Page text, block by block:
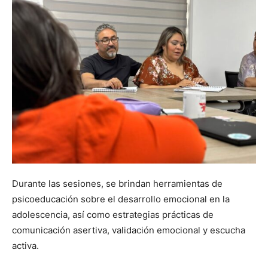
Durante las sesiones, se brindan herramientas de
psicoeducación sobre el desarrollo emocional en la
adolescencia, así como estrategias prácticas de
comunicación asertiva, validación emocional y escucha
activa.